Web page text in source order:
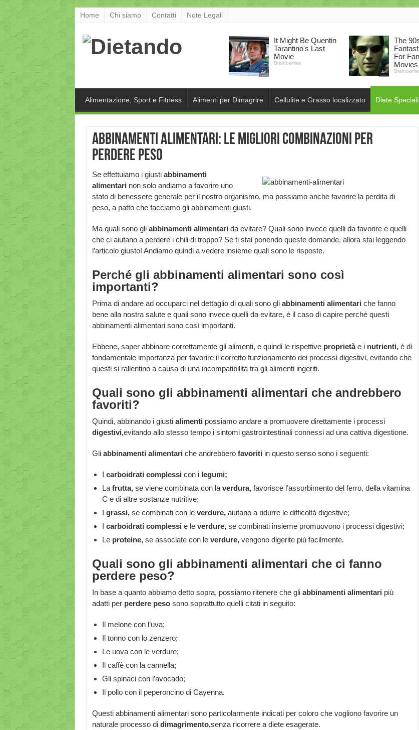
Home Chi siamo Contatti Note Legali
Alimentazione, Sport e Fitness Alimenti per Dimagrire Cellulite e Grasso localizzato Diete Speciali
Abbinamenti alimentari: le migliori combinazioni per
perdere peso
Se effettuiamo i giusti abbinamenti
alimentari non solo andiamo a favorire uno
stato di benessere generale per il nostro organismo, ma possiamo anche favorire la perdita di
peso, a patto che facciamo gli abbinamenti giusti.
Ma quali sono gli abbinamenti alimentari da evitare? Quali sono invece quelli da favorire e quelli
che ci aiutano a perdere i chili di troppo? Se ti stai ponendo queste domande, allora stai leggendo
l’articolo giusto! Andiamo quindi a vedere insieme quali sono le risposte.
Perché gli abbinamenti alimentari sono così
importanti?
Prima di andare ad occuparci nel dettaglio di quali sono gli abbinamenti alimentari che fanno
bene alla nostra salute e quali sono invece quelli da evitare, è il caso di capire perché questi
abbinamenti alimentari sono così importanti.
Ebbene, saper abbinare correttamente gli alimenti, e quindi le rispettive proprietàe i nutrienti, è di
fondamentale importanza per favorire il corretto funzionamento dei processi digestivi, evitando che
questi si rallentino a causa di una incompatibilità tra gli alimenti ingeriti.
Quali sono gli abbinamenti alimentari che andrebbero
favoriti?
Quindi, abbinando i giusti alimenti possiamo andare a promuovere direttamente i processi
digestivi,evitando allo stesso tempo i sintomi gastrointestinali connessi ad una cattiva digestione.
Gli abbinamenti alimentari che andrebbero favoriti in questo senso sono i seguenti:
I carboidrati complessi con i legumi;
La frutta, se viene combinata con la verdura, favorisce l’assorbimento del ferro, della vitamina
C e di altre sostanze nutritive;
I grassi, se combinati con le verdure, aiutano a ridurre le difficoltà digestive;
I carboidrati complessi e le verdure, se combinati insieme promuovono i processi digestivi;
Le proteine, se associate con le verdure, vengono digerite più facilmente.
Quali sono gli abbinamenti alimentari che ci fanno
perdere peso?
In base a quanto abbiamo detto sopra, possiamo ritenere che gli abbinamenti alimentari più
adatti per perdere peso sono soprattutto quelli citati in seguito:
Il melone con l’uva;
Il tonno con lo zenzero;
Le uova con le verdure;
Il caffè con la cannella;
Gli spinaci con l’avocado;
Il pollo con il peperoncino di Cayenna.
Questi abbinamenti alimentari sono particolarmente indicati per coloro che vogliono favorire un
naturale processo di dimagrimento,senza ricorrere a diete esagerate.